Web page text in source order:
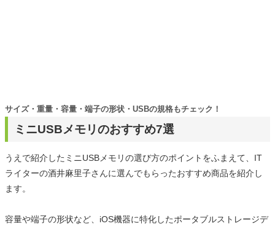
ミニUSBメモリのおすすめ7選
サイズ・重量・容量・端子の形状・USBの規格もチェック！
うえで紹介したミニUSBメモリの選び方のポイントをふまえて、IT
ライターの酒井麻里子さんに選んでもらったおすすめ商品を紹介し
ます。
容量や端子の形状など、iOS機器に特化したポータブルストレージデ